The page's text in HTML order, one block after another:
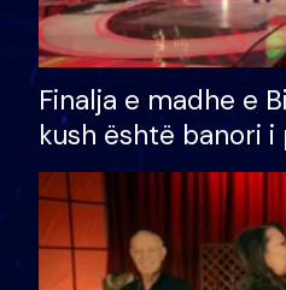
Finalja e madhe e
kush është banori i
shtëpinë dhe
të fituar çmimin e